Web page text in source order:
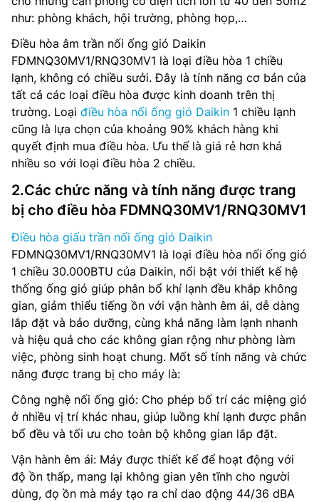
như: phòng khách, hội trường, phòng họp,…
Điều hòa âm trần nối ống gió Daikin
FDMNQ30MV1/RNQ30MV1 là loại điều hòa 1 chiều
lạnh, không có chiều sưởi. Đây là tính năng cơ bản của
tất cả các loại điều hòa được kinh doanh trên thị
trường. Loại điều hòa nối ống gió Daikin 1 chiều lạnh
cũng là lựa chọn của khoảng 90% khách hàng khi
quyết định mua điều hòa. Ưu thế là giá rẻ hơn khá
nhiều so với loại điều hòa 2 chiều.
2.Các chức năng và tính năng được trang
bị cho điều hòa FDMNQ30MV1/RNQ30MV1
Điều hòa giấu trần nối ống gió Daikin
FDMNQ30MV1/RNQ30MV1 là loại điều hòa nối ống gió
1 chiều 30.000BTU của Daikin, nổi bật với thiết kế hệ
thống ống gió giúp phân bổ khí lạnh đều khắp không
gian, giảm thiểu tiếng ồn với vận hành êm ái, dễ dàng
lắp đặt và bảo dưỡng, cùng khả năng làm lạnh nhanh
và hiệu quả cho các không gian rộng như phòng làm
việc, phòng sinh hoạt chung. Mốt số tính năng và chức
năng được trang bị cho máy là:
Công nghệ nối ống gió: Cho phép bố trí các miệng gió
ở nhiều vị trí khác nhau, giúp luồng khí lạnh được phân
bổ đều và tối ưu cho toàn bộ không gian lắp đặt.
Vận hành êm ái: Máy được thiết kế để hoạt động với
độ ồn thấp, mang lại không gian yên tĩnh cho người
dùng, đọ ồn mà máy tạo ra chỉ dao động 44/36 dBA